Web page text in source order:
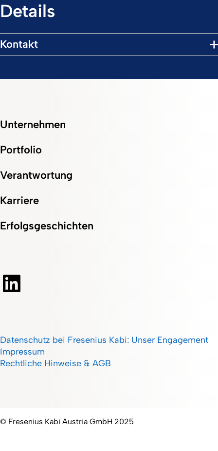
Details
Kontakt
Unternehmen
Portfolio
Verantwortung
Karriere
Erfolgsgeschichten
Datenschutz bei Fresenius Kabi: Unser Engagement
Impressum
Rechtliche Hinweise & AGB
© Fresenius Kabi Austria GmbH 2025